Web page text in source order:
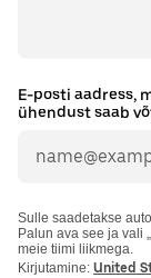
E-posti aadress,
ühendust saab
Sulle saadetakse
Palun ava see ja vali
meie tiimi liikmega.
Kirjutamine: United